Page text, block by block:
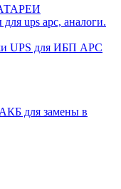
ups apc, аналоги.
UPS для ИБП APC
для замены в